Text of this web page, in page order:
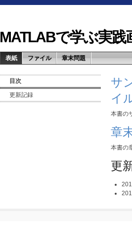
MATLABで学ぶ実践
表紙 ファイル 章末問題
目次
更新記録
サ
イ
本書の
章
本書の
更